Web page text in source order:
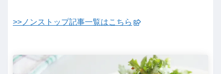
>>ノンストップ記事一覧はこちら